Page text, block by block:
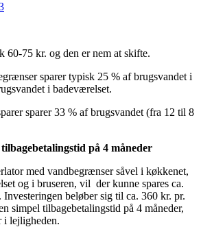
60-75 kr. og den er nem at skifte.
sparer typisk 25 % af brugsvandet i
i badeværelset.
sparer 33 % af brugsvandet (fra 12 til 8
på 4 måneder
med vandbegrænser såvel i køkkenet,
og i bruseren, vil der kunne spares ca.
Investeringen beløber sig til ca. 360 kr. pr.
simpel tilbagebetalingstid på 4 måneder,
i lejligheden.